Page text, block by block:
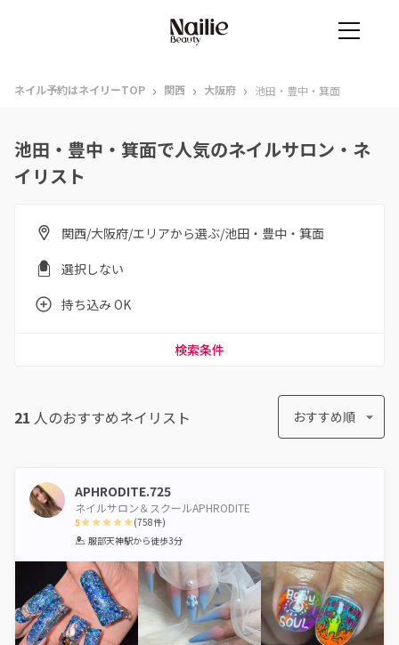
ネイル予約はネイリーTOP › 関西 › 大阪府 › 池田・豊中・箕面
池田・豊中・箕面で人気のネイルサロン・ネ
イリスト
関西/大阪府/エリアから選ぶ/池田・豊中・箕面
選択しない
持ち込み OK
検索条件
21 人のおすすめネイリスト おすすめ順
APHRODITE.725
ネイルサロン＆スクールAPHRODITE
5
1 2 3 4 5
(758件)
服部天神駅から徒歩3分